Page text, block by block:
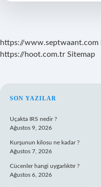
Zaman
https://www.septwaant.com
https://hoot.com.tr Sitemap
SIDEBAR
SON YAZILAR
Uçakta IRS nedir ?
Ağustos 9, 2026
Kurşunun kilosu ne kadar ?
Ağustos 7, 2026
Cücenler hangi uygarlıktır ?
Ağustos 6, 2026